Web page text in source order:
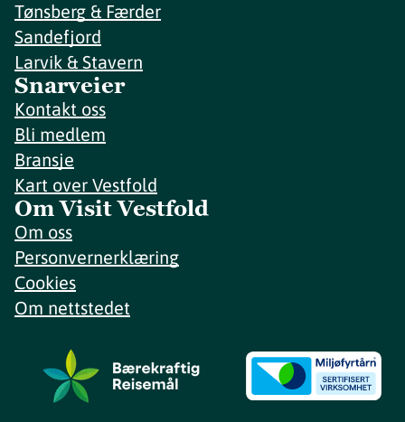
Tønsberg & Færder
Sandefjord
Larvik & Stavern
Snarveier
Kontakt oss
Bli medlem
Bransje
Kart over Vestfold
Om Visit Vestfold
Om oss
Personvernerklæring
Cookies
Om nettstedet